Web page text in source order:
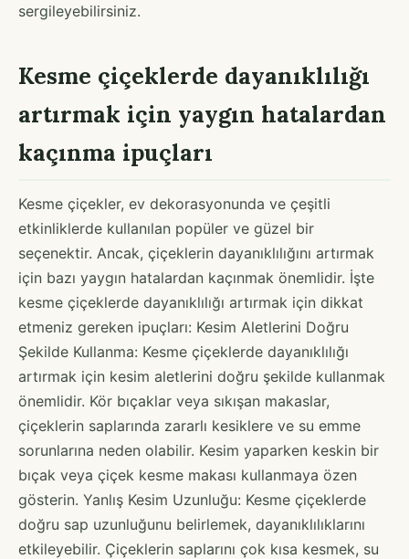
sergileyebilirsiniz.
Kesme çiçeklerde dayanıklılığı
artırmak için yaygın hatalardan
kaçınma ipuçları
Kesme çiçekler, ev dekorasyonunda ve çeşitli
etkinliklerde kullanılan popüler ve güzel bir
seçenektir. Ancak, çiçeklerin dayanıklılığını artırmak
için bazı yaygın hatalardan kaçınmak önemlidir. İşte
kesme çiçeklerde dayanıklılığı artırmak için dikkat
etmeniz gereken ipuçları: Kesim Aletlerini Doğru
Şekilde Kullanma: Kesme çiçeklerde dayanıklılığı
artırmak için kesim aletlerini doğru şekilde kullanmak
önemlidir. Kör bıçaklar veya sıkışan makaslar,
çiçeklerin saplarında zararlı kesiklere ve su emme
sorunlarına neden olabilir. Kesim yaparken keskin bir
bıçak veya çiçek kesme makası kullanmaya özen
gösterin. Yanlış Kesim Uzunluğu: Kesme çiçeklerde
doğru sap uzunluğunu belirlemek, dayanıklılıklarını
etkileyebilir. Çiçeklerin saplarını çok kısa kesmek, su